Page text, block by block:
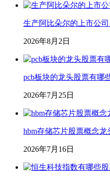
生产阿比朵尔的上市公
2026年8月2日
pcb板块的龙头股票有哪
2026年7月25日
hbm存储芯片股票概念龙
2026年7月16日